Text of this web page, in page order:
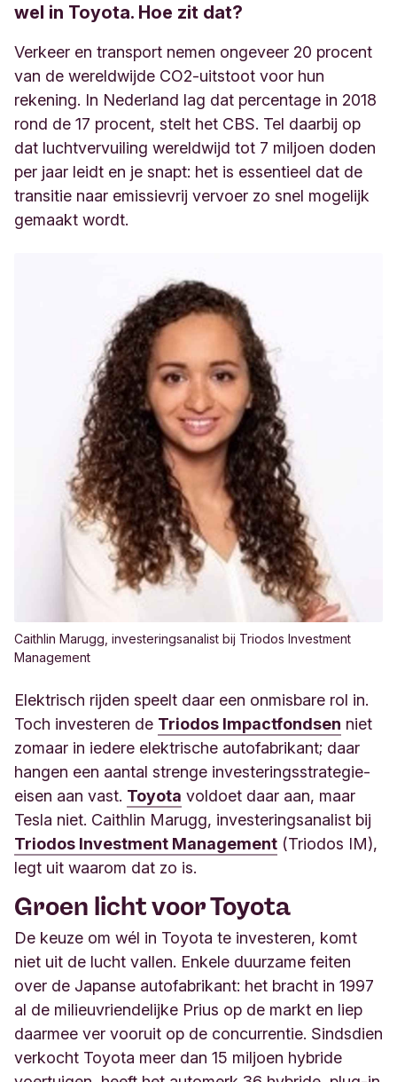
wel in Toyota. Hoe zit dat?
Verkeer en transport nemen ongeveer 20 procent
van de wereldwijde CO2-uitstoot voor hun
rekening. In Nederland lag dat percentage in 2018
rond de 17 procent, stelt het CBS. Tel daarbij op
dat luchtvervuiling wereldwijd tot 7 miljoen doden
per jaar leidt en je snapt: het is essentieel dat de
transitie naar emissievrij vervoer zo snel mogelijk
gemaakt wordt.
Caithlin Marugg, investeringsanalist bij Triodos Investment
Management
Elektrisch rijden speelt daar een onmisbare rol in.
Toch investeren de Triodos Impactfondsen niet
zomaar in iedere elektrische autofabrikant; daar
hangen een aantal strenge investeringsstrategie-
eisen aan vast. Toyota voldoet daar aan, maar
Tesla niet. Caithlin Marugg, investeringsanalist bij
Triodos Investment Management (Triodos IM),
legt uit waarom dat zo is.
Groen licht voor Toyota
De keuze om wél in Toyota te investeren, komt
niet uit de lucht vallen. Enkele duurzame feiten
over de Japanse autofabrikant: het bracht in 1997
al de milieuvriendelijke Prius op de markt en liep
daarmee ver vooruit op de concurrentie. Sindsdien
verkocht Toyota meer dan 15 miljoen hybride